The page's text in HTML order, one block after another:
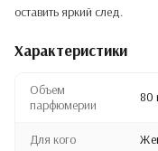
оставить яркий след.
Характеристики
Объем
парфюмерии
80
Для кого